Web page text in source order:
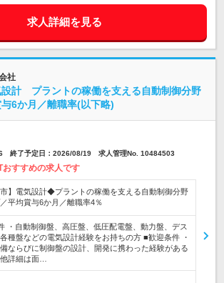
求人詳細を見る
社
設計 プラントの稼働を支える自動制御分野
6か月／離職率(以下略)
終了予定日：2026/08/19 求人管理No. 10484503
すすめの求人です
市】電気設計◆プラントの稼働を支える自動制御分野
平均賞与6か月／離職率4％
・自動制御盤、高圧盤、低圧配電盤、動力盤、デス
種盤などの電気設計経験をお持ちの方 ■歓迎条件 ・
ならびに制御盤の設計、開発に携わった経験がある
詳細は面…